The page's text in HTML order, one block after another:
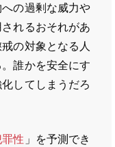
の過剰な威力や
れるおそれがあ
の対象となる人
誰かを安全にす
してしまうだろ
性 」を予測でき